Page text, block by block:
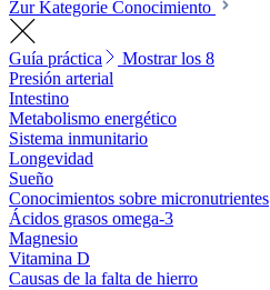
Zur Kategorie Conocimiento
Guía práctica
Mostrar los 8
Presión arterial
Intestino
Metabolismo energético
Sistema inmunitario
Longevidad
Sueño
Conocimientos sobre micronutrientes
Ácidos grasos omega-3
Magnesio
Vitamina D
Causas de la falta de hierro